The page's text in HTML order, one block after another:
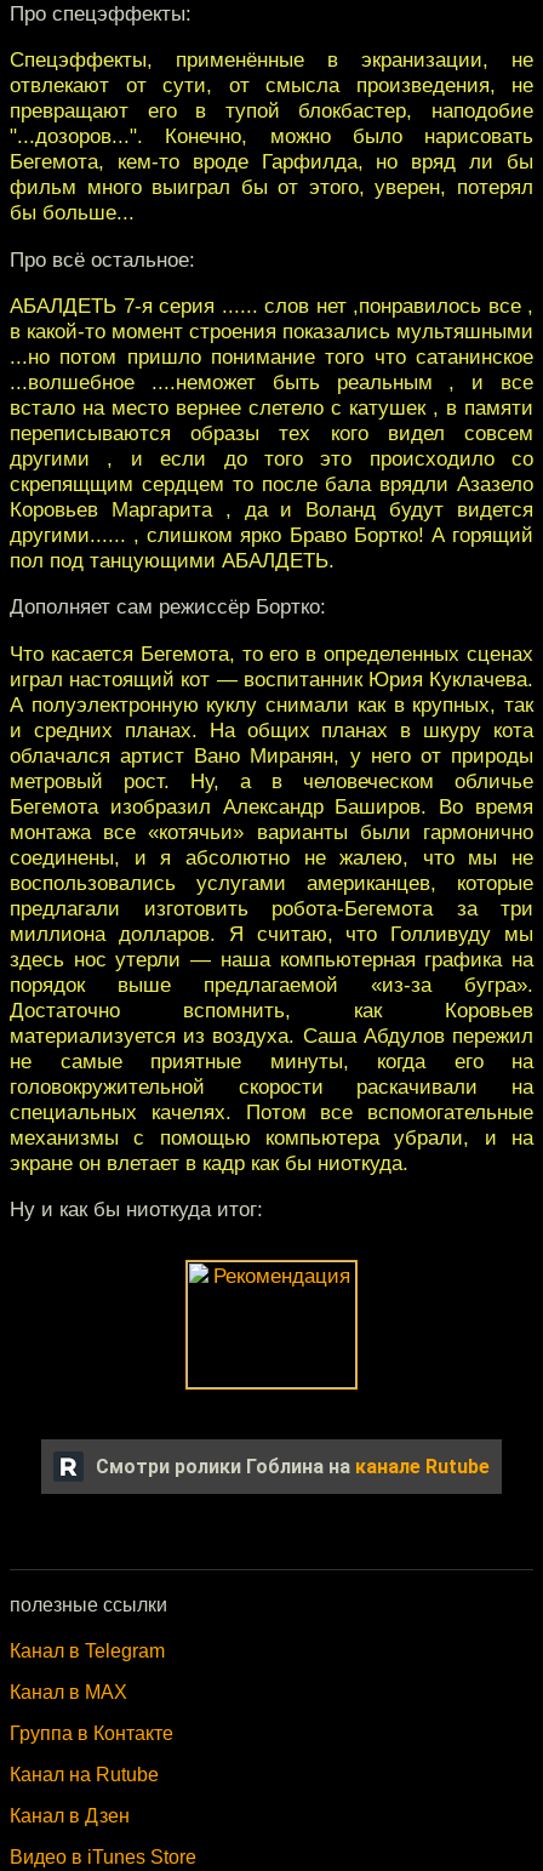
Про спецэффекты:
Спецэффекты, применённые в экранизации, не
отвлекают от сути, от смысла произведения, не
превращают его в тупой блокбастер, наподобие
"...дозоров...". Конечно, можно было нарисовать
Бегемота, кем-то вроде Гарфилда, но вряд ли бы
фильм много выиграл бы от этого, уверен, потерял
бы больше...
Про всё остальное:
АБАЛДЕТЬ 7-я серия ...... слов нет ,понравилось все ,
в какой-то момент строения показались мультяшными
...но потом пришло понимание того что сатанинское
...волшебное ....неможет быть реальным , и все
встало на место вернее слетело с катушек , в памяти
переписываются образы тех кого видел совсем
другими , и если до того это происходило со
скрепящщим сердцем то после бала врядли Азазело
Коровьев Маргарита , да и Воланд будут видется
другими...... , слишком ярко Браво Бортко! А горящий
пол под танцующими АБАЛДЕТЬ.
Дополняет сам режиссёр Бортко:
Что касается Бегемота, то его в определенных сценах
играл настоящий кот — воспитанник Юрия Куклачева.
А полуэлектронную куклу снимали как в крупных, так
и средних планах. На общих планах в шкуру кота
облачался артист Вано Миранян, у него от природы
метровый рост. Ну, а в человеческом обличье
Бегемота изобразил Александр Баширов. Во время
монтажа все «котячьи» варианты были гармонично
соединены, и я абсолютно не жалею, что мы не
воспользовались услугами американцев, которые
предлагали изготовить робота-Бегемота за три
миллиона долларов. Я считаю, что Голливуду мы
здесь нос утерли — наша компьютерная графика на
порядок выше предлагаемой «из-за бугра».
Достаточно вспомнить, как Коровьев
материализуется из воздуха. Саша Абдулов пережил
не самые приятные минуты, когда его на
головокружительной скорости раскачивали на
специальных качелях. Потом все вспомогательные
механизмы с помощью компьютера убрали, и на
экране он влетает в кадр как бы ниоткуда.
Ну и как бы ниоткуда итог:
Смотри ролики Гоблина на канале Rutube
полезные ссылки
Канал в Telegram
Канал в MAX
Группа в Контакте
Канал на Rutube
Канал в Дзен
Видео в iTunes Store